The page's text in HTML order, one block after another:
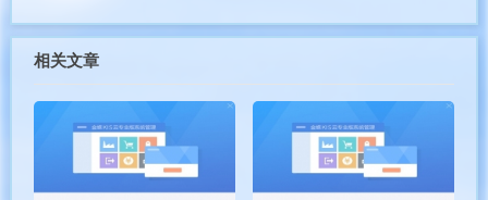
压缩解压文章。
作为一个网站管理者，每天和文件打交道是必不可少
的。由于众所周知的原因 ，通过FTP上传下载一些零碎的
小文件，特别是上传到国外空间，那简直就是灾难。虽然
部分面板提供了在线压缩/解压。
相关文章